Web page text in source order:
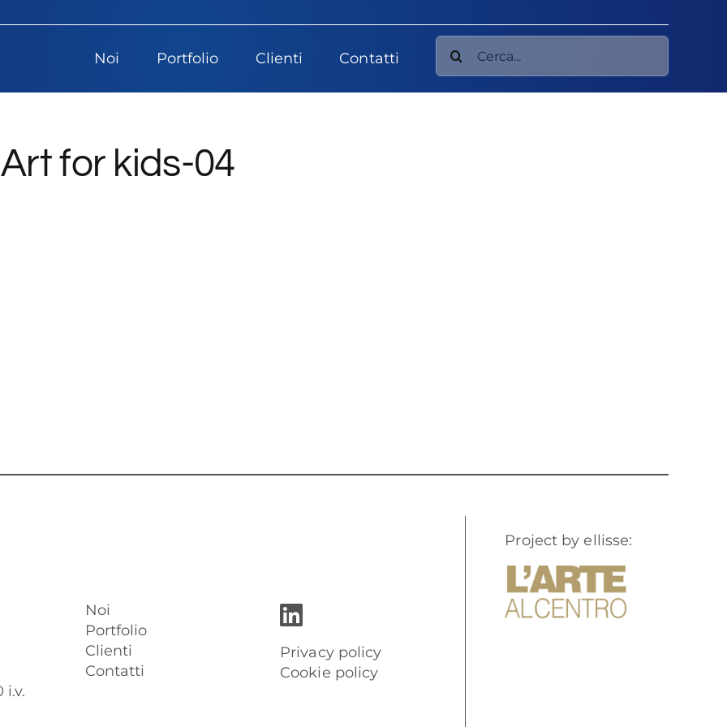
Noi Portfolio Clienti Contatti
Cerca
per:
for kids-04
i.v.
Noi
Portfolio
Clienti
Contatti
Privacy policy
Cookie policy
Project by ellisse: